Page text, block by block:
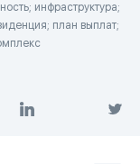
инфраструктура;
план выплат;